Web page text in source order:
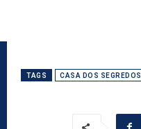
TAGS CASA DOS SEGREDOS